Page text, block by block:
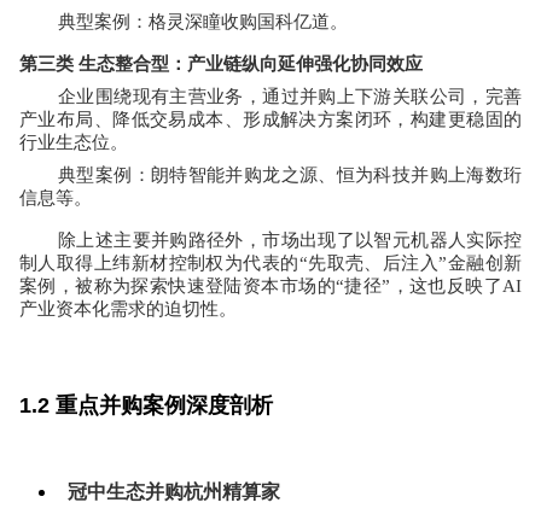
典型案例：格灵深瞳收购国科亿道。
第三类 生态整合型：产业链纵向延伸强化协同效应
企业围绕现有主营业务，通过并购上下游关联公司，完善
产业布局、降低交易成本、形成解决方案闭环，构建更稳固的
行业生态位。
典型案例：朗特智能并购龙之源、恒为科技并购上海数珩
信息等。
除上述主要并购路径外，市场出现了以智元机器人实际控
制人取得上纬新材控制权为代表的“先取壳、后注入”金融创新
案例，被称为探索快速登陆资本市场的“捷径”，这也反映了AI
产业资本化需求的迫切性。
1.2 重点并购案例深度剖析
冠中生态并购杭州精算家